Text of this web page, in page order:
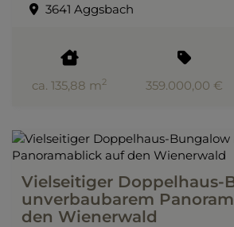
3641 Aggsbach
ca. 135,88 m2 359.000,00 €
Vielseitiger Doppelhaus-
unverbaubarem
den Wienerwald